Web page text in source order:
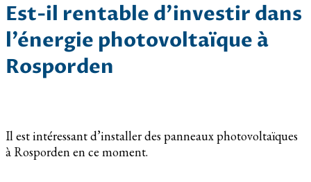
Est-il rentable d’investir dans
l’énergie photovoltaïque à
Rosporden
Il est intéressant d’installer des panneaux photovoltaïques
à Rosporden en ce moment.